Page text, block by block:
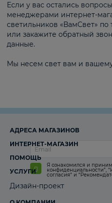
Если у вас остались
менеджерами интернет-
светильников «ВамСвет» по
или закажите обратный
данные.
Мы несем свет вам и
Я ознакомился и
конфиденциальности”,
согласия“ и
АДРЕСА МАГАЗИНОВ
ИНТЕРНЕТ-МАГАЗИН
ПОМОЩЬ
УСЛУГИ
Дизайн-проект